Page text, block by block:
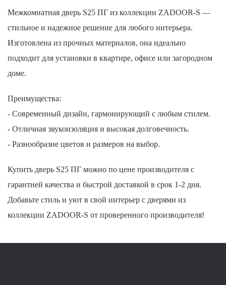
Межкомнатная дверь S25 ПГ из коллекции ZADOOR-S —
стильное и надежное решение для любого интерьера.
Изготовлена из прочных материалов, она идеально
подходит для установки в квартире, офисе или загородном
доме.
Преимущества:
- Современный дизайн, гармонирующий с любым стилем.
- Отличная звукоизоляция и высокая долговечность.
- Разнообразие цветов и размеров на выбор.
Купить дверь S25 ПГ можно по цене производителя с
гарантией качества и быстрой доставкой в срок 1-2 дня.
Добавьте стиль и уют в свой интерьер с дверями из
коллекции ZADOOR-S от проверенного производителя!